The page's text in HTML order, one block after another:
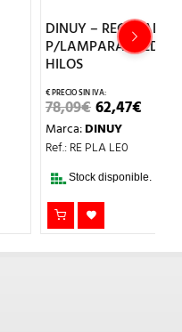
DINUY – REGULADOR
P/LAMPARAS LED 2
EL
PRECIO
ORIGINAL
ERA:
62,47€EL
PRECIO
ACTUAL
ES:
DINUY
Ref.: RE PLA LE0
Stock disponible.